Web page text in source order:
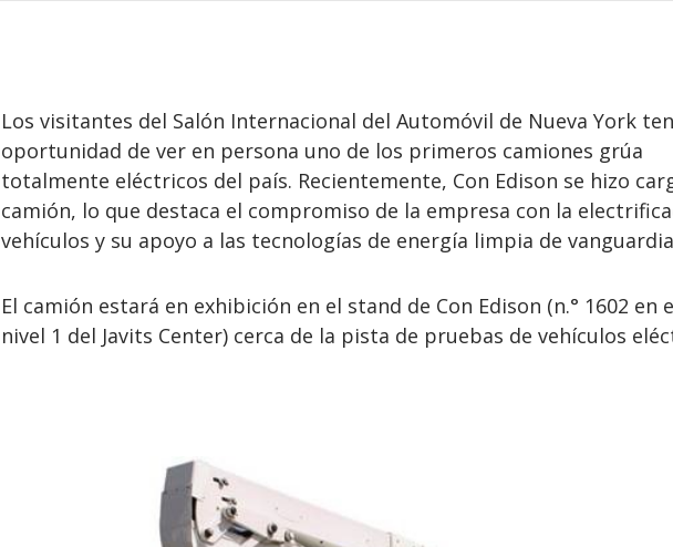
Los visitantes del Salón Internacional del Automóvil de Nueva York
oportunidad de ver en persona uno de los primeros camiones grúa
totalmente eléctricos del país. Recientemente, Con Edison se hizo
camión, lo que destaca el compromiso de la empresa con la
vehículos y su apoyo a las tecnologías de energía limpia de
El camión estará en exhibición en el stand de Con Edison (n.° 1602 en
nivel 1 del Javits Center) cerca de la pista de pruebas de vehículos